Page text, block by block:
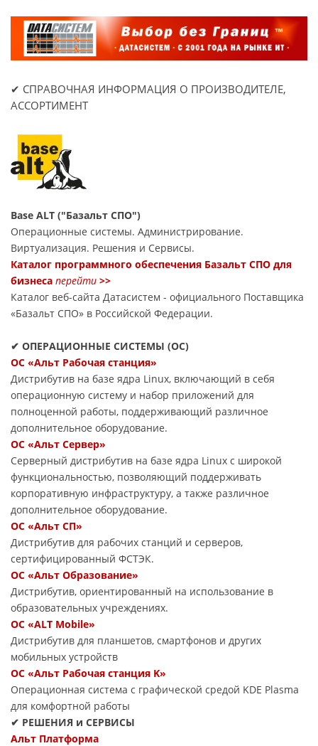
✔ СПРАВОЧНАЯ ИНФОРМАЦИЯ О ПРОИЗВОДИТЕЛЕ,
АССОРТИМЕНТ
Base ALT ("Базальт СПО")
Операционные системы. Администрирование.
Виртуализация. Решения и Сервисы.
Каталог программного обеспечения Базальт СПО для
бизнеса перейти >>
Каталог веб-сайта Датасиcтем - официального Поставщика
«Базальт СПО» в Российской Федерации.
✔ ОПЕРАЦИОННЫЕ СИСТЕМЫ (ОС)
ОС «Альт Рабочая станция»
Дистрибутив на базе ядра Linux, включающий в себя
операционную систему и набор приложений для
полноценной работы, поддерживающий различное
дополнительное оборудование.
ОС «Альт Сервер»
Серверный дистрибутив на базе ядра Linux с широкой
функциональностью, позволяющий поддерживать
корпоративную инфраструктуру, а также различное
дополнительное оборудование.
ОС «Альт СП»
Дистрибутив для рабочих станций и серверов,
сертифицированный ФСТЭК.
ОС «Альт Образование»
Дистрибутив, ориентированный на использование в
образовательных учреждениях.
ОС «ALT Mobile»
Дистрибутив для планшетов, смартфонов и других
мобильных устройств
ОС «Альт Рабочая станция K»
Операционная система с графической средой KDE Plasma
для комфортной работы
✔ РЕШЕНИЯ и СЕРВИСЫ
Альт Платформа